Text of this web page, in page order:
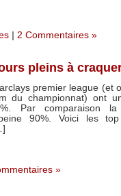
2 Commentaires »
pleins à
premier league (et
du championnat) ont
Par comparaison
90%. Voici les
»